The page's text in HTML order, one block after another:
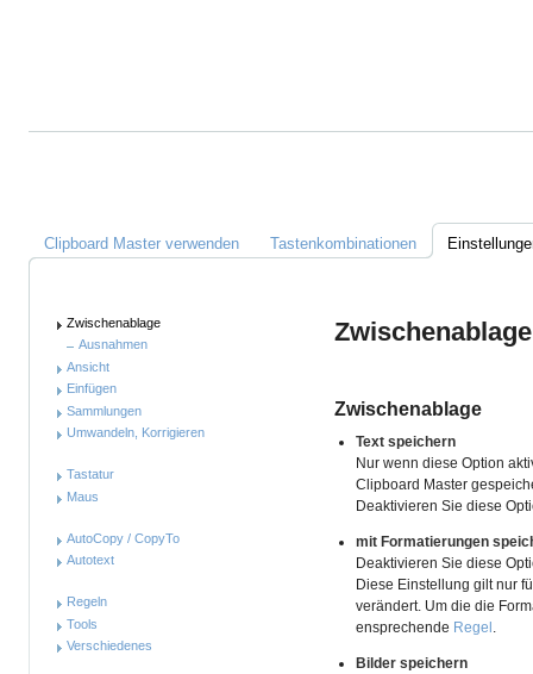
Zwischenablage
Text speichern
Nur wenn diese Option
Clipboard Master
Deaktivieren Sie diese
mit Formatierungen
Deaktivieren Sie diese
Diese Einstellung gilt nur
verändert. Um die die
ensprechende Regel .
Bilder speichern
Links
Anleitung
Clipboard Master verwenden Tastenkombinationen
Zwischenablage
Ausnahmen
Ansicht
Einfügen
Sammlungen
Umwandeln, Korrigieren
Tastatur
Maus
AutoCopy / CopyTo
Autotext
Regeln
Tools
Verschiedenes